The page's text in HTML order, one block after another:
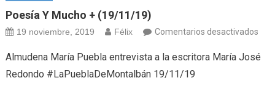
Poesía Y Mucho + (19/11/19)
19 noviembre, 2019 Félix Comentarios desactivadosen
y
Almudena María Puebla entrevista a la escritora María José
Redondo #LaPueblaDeMontalbán 19/11/19